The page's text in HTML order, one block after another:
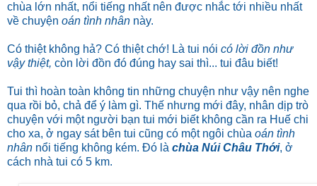
chùa lớn nhất, nổi tiếng nhất nên được nhắc tới nhiều nhất
về chuyện oán tình nhân này.
Có thiệt không hả? Có thiệt chớ! Là tui nói có lời đồn như
vậy thiệt, còn lời đồn đó đúng hay sai thì... tui đâu biết!
Tui thì hoàn toàn không tin những chuyện như vậy nên nghe
qua rồi bỏ, chả để ý làm gì. Thế nhưng mới đây, nhân dịp trò
chuyện với một người bạn tui mới biết không cần ra Huế chi
cho xa, ở ngay sát bên tui cũng có một ngôi chùa oán tình
nhân nổi tiếng không kém. Đó là chùa Núi Châu Thới, ở
cách nhà tui có 5 km.